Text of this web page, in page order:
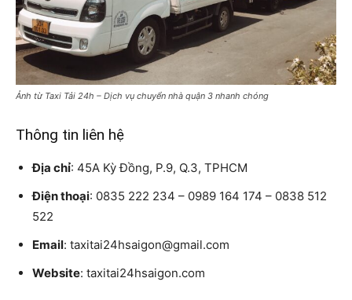
Ảnh từ Taxi Tải 24h – Dịch vụ chuyển nhà quận 3 nhanh chóng
Thông tin liên hệ
Địa chỉ: 45A Kỳ Đồng, P.9, Q.3, TPHCM
Điện thoại: 0835 222 234 – 0989 164 174 – 0838 512
522
Email: taxitai24hsaigon@gmail.com
Website: taxitai24hsaigon.com